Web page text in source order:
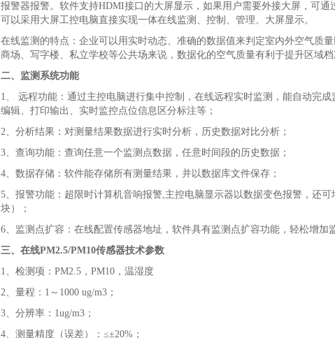
报警器报警。软件支持HDMI接口的大屏显示，如果用户需要外接大屏，可
可以采用大屏工控电脑直接实现一体在线监测、控制、管理、大屏显示。
在线监测的特点：企业可以用实时动态、准确的数据值来判定室内外空气质
商场、写字楼、私立学校等公共场来说，数据化的空气质量有利于提升区域档
二、监测系统功能
1、 远程功能：通过主控电脑进行集中控制，在线远程实时监测，能自动完
编辑、打印输出、实时监控点位信息区分标注等；
2、分析结果：对测量结果数据进行实时分析，历史数据对比分析；
3、查询功能：查询任意一个监测点数据，任意时间段的历史数据；
4、数据存储：软件能存储所有测量结果，并以数据库文件保存；
5、报警功能：超限时计算机音响报警,主控电脑显示器以数据变色报警，还
块）；
6、监测点扩容：在线配置传感器地址，软件具有监测点扩容功能，轻松增加
三、在线PM2.5/PM10传感器技术参数
1、检测项：PM2.5，PM10，温湿度
2、量程：1～1000 ug/m3；
3、分辨率：1ug/m3；
4、测量精度（误差）：≤±20%；